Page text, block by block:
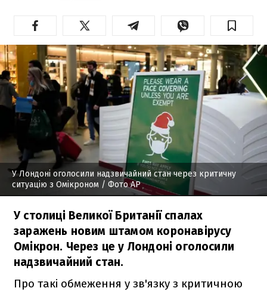
У Лондоні оголосили надзвичайний стан через критичну
ситуацію з Омікроном / Фото АР
У столиці Великої Британії спалах
заражень новим штамом коронавірусу
Омікрон. Через це у Лондоні оголосили
надзвичайний стан.
Про такі обмеження у зв'язку з критичною